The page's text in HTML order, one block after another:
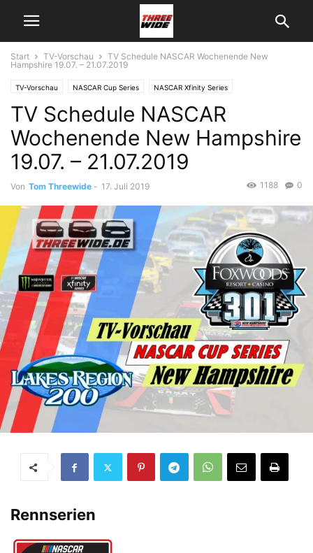
Start TV-Vorschau
TV Schedule NASCAR Wochenende New
Hampshire 19.07. – 21.07.2019
TV-Vorschau NASCAR Cup Series NASCAR Xfinity Series
TV Schedule NASCAR
Wochenende New Hampshire
19.07. – 21.07.2019
Von Tom Threewide - 17. Juli 2019 0
1188
Rennserien